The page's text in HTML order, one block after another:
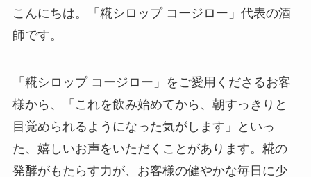
こんにちは。「糀シロップ コージロー」代表の酒
師です。
「糀シロップ コージロー」をご愛用くださるお客
様から、「これを飲み始めてから、朝すっきりと
目覚められるようになった気がします」といっ
た、嬉しいお声をいただくことがあります。糀の
発酵がもたらす力が、お客様の健やかな毎日に少